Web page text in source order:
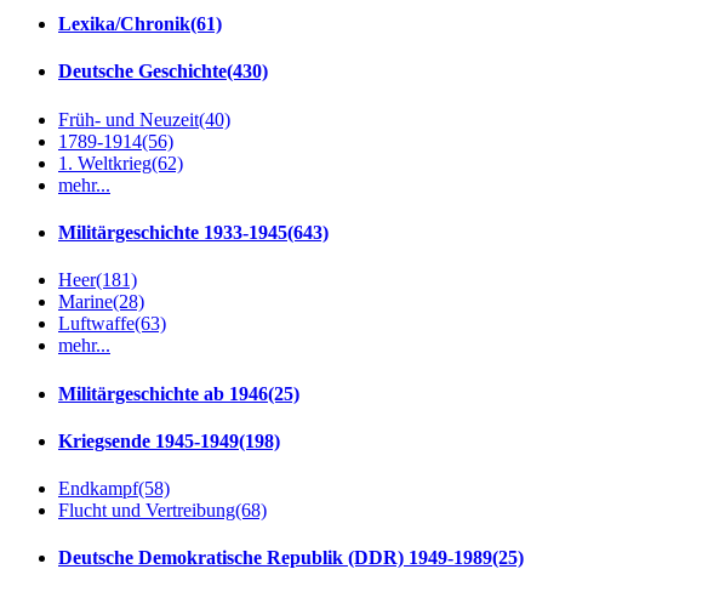
Lexika/Chronik(61)
Deutsche Geschichte(430)
Früh- und Neuzeit(40)
1789-1914(56)
1. Weltkrieg(62)
mehr...
Militärgeschichte 1933-1945(643)
Heer(181)
Marine(28)
Luftwaffe(63)
mehr...
Militärgeschichte ab 1946(25)
Kriegsende 1945-1949(198)
Endkampf(58)
Flucht und Vertreibung(68)
Deutsche Demokratische Republik (DDR) 1949-1989(25)